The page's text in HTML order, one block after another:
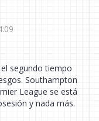
segundo tiempo
Southampton
League se está
y nada más.